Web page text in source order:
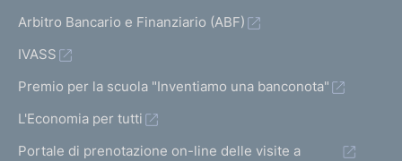
Arbitro Bancario e Finanziario (ABF)
IVASS
Premio per la scuola "Inventiamo una banconota"
L'Economia per tutti
Portale di prenotazione on-line delle visite a